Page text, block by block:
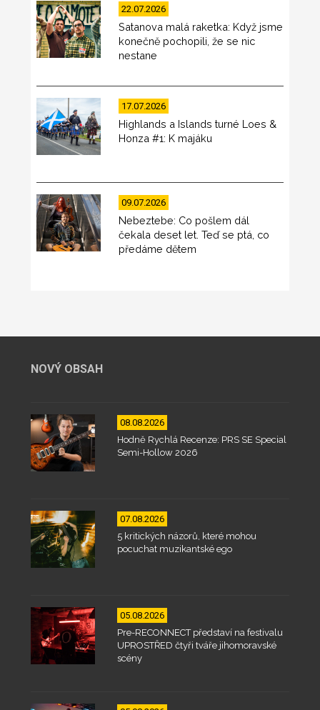
22.07.2026
Satanova malá raketka: Když jsme
konečně pochopili, že se nic
nestane
17.07.2026
Highlands a Islands turné Loes &
Honza #1: K majáku
09.07.2026
Nebeztebe: Co pošlem dál
čekala deset let. Teď se ptá, co
předáme dětem
NOVÝ OBSAH
08.08.2026
Hodně Rychlá Recenze: PRS SE Special
Semi-Hollow 2026
07.08.2026
5 kritických názorů, které mohou
pocuchat muzikantské ego
05.08.2026
Pre-RECONNECT představí na festivalu
UPROSTŘED čtyři tváře jihomoravské
scény